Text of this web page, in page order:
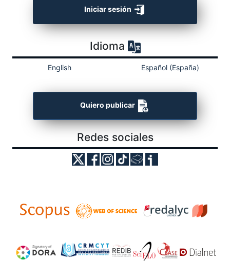
Iniciar sesión
Idioma
English Español (España)
Quiero publicar
Redes sociales